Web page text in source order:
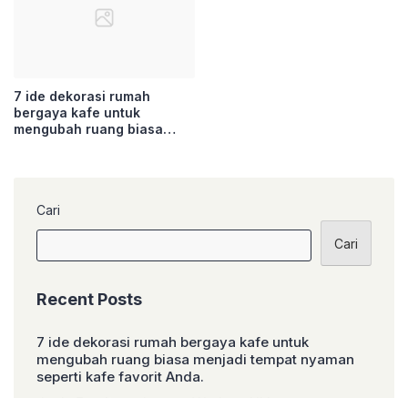
7 ide dekorasi rumah
bergaya kafe untuk
mengubah ruang biasa
Cari
Cari
Recent Posts
7 ide dekorasi rumah bergaya kafe untuk
mengubah ruang biasa menjadi tempat nyaman
seperti kafe favorit Anda.